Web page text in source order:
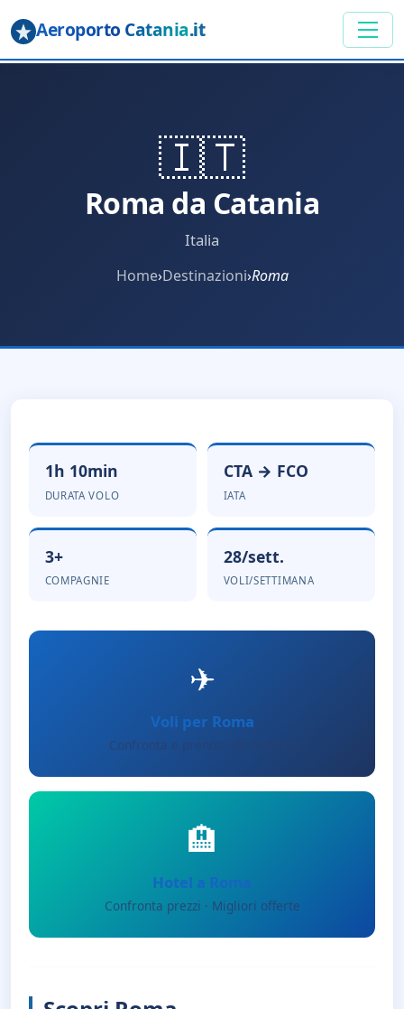
Aeroporto Catania.it
🇮🇹
Roma da Catania
Italia
Home›Destinazioni›Roma
1h 10min
DURATA VOLO
CTA → FCO
IATA
3+
COMPAGNIE
28/sett.
VOLI/SETTIMANA
✈
Voli per Roma
Confronta e prenota da Catania
🏨
Hotel a Roma
Confronta prezzi · Migliori offerte